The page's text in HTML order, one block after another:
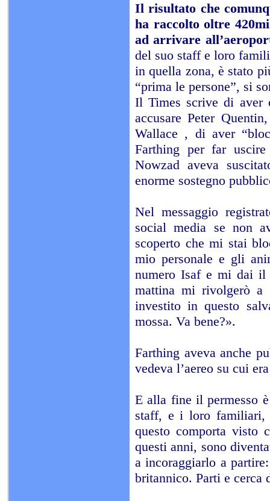
Il risultato che
ha raccolto oltre
ad arrivare
del suo staff e loro
in quella zona, è stato
“prima le persone”, si
Il Times scrive di aver
accusare Peter
Wallace , di aver
Farthing per far
Nowzad aveva
enorme sostegno
Nel messaggio
social media se non
scoperto che mi stai
mio personale e gli
numero Isaf e mi dai il
mattina mi rivolgerò
investito in questo
mossa. Va bene?».
Farthing aveva anche
vedeva l’aereo su cui
E alla fine il permesso
staff, e i loro familiari,
questo comporta visto
questi anni, sono
a incoraggiarlo a
britannico. Parti e cerca